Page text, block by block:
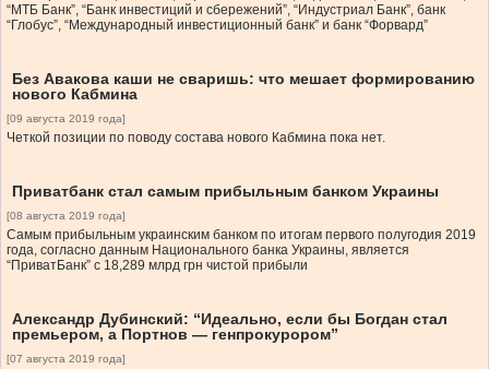
“МТБ Банк”, “Банк инвестиций и сбережений”, “Индустриал Банк”, банк
“Глобус”, “Международный инвестиционный банк” и банк “Форвард”
Без Авакова каши не сваришь: что мешает формированию
нового Кабмина
[09 августа 2019 года]
Четкой позиции по поводу состава нового Кабмина пока нет.
Приватбанк стал самым прибыльным банком Украины
[08 августа 2019 года]
Самым прибыльным украинским банком по итогам первого полугодия 2019
года, согласно данным Национального банка Украины, является
“ПриватБанк” с 18,289 млрд грн чистой прибыли
Александр Дубинский: “Идеально, если бы Богдан стал
премьером, а Портнов — генпрокурором”
[07 августа 2019 года]